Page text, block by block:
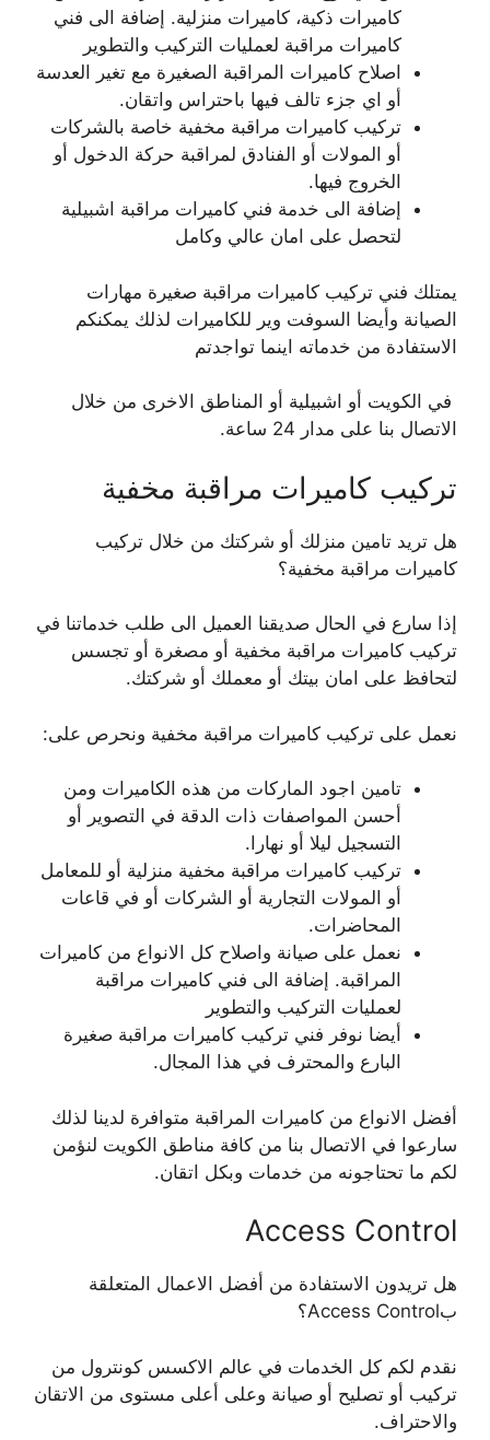
كاميرات ذكية، كاميرات منزلية. إضافة الى فني
كاميرات مراقبة لعمليات التركيب والتطوير
اصلاح كاميرات المراقبة الصغيرة مع تغير العدسة
أو اي جزء تالف فيها باحتراس واتقان.
تركيب كاميرات مراقبة مخفية خاصة بالشركات
أو المولات أو الفنادق لمراقبة حركة الدخول أو
الخروج فيها.
إضافة الى خدمة فني كاميرات مراقبة اشبيلية
لتحصل على امان عالي وكامل
يمتلك فني تركيب كاميرات مراقبة صغيرة مهارات
الصيانة وأيضا السوفت وير للكاميرات لذلك يمكنكم
الاستفادة من خدماته اينما تواجدتم
في الكويت أو اشبيلية أو المناطق الاخرى من خلال
الاتصال بنا على مدار 24 ساعة.
تركيب كاميرات مراقبة مخفية
هل تريد تامين منزلك أو شركتك من خلال تركيب
كاميرات مراقبة مخفية؟
إذا سارع في الحال صديقنا العميل الى طلب خدماتنا في
تركيب كاميرات مراقبة مخفية أو مصغرة أو تجسس
لتحافظ على امان بيتك أو معملك أو شركتك.
نعمل على تركيب كاميرات مراقبة مخفية ونحرص على:
تامين اجود الماركات من هذه الكاميرات ومن
أحسن المواصفات ذات الدقة في التصوير أو
التسجيل ليلا أو نهارا.
تركيب كاميرات مراقبة مخفية منزلية أو للمعامل
أو المولات التجارية أو الشركات أو في قاعات
المحاضرات.
نعمل على صيانة واصلاح كل الانواع من كاميرات
المراقبة. إضافة الى فني كاميرات مراقبة
لعمليات التركيب والتطوير
أيضا نوفر فني تركيب كاميرات مراقبة صغيرة
البارع والمحترف في هذا المجال.
أفضل الانواع من كاميرات المراقبة متوافرة لدينا لذلك
سارعوا في الاتصال بنا من كافة مناطق الكويت لنؤمن
لكم ما تحتاجونه من خدمات وبكل اتقان.
Access Control
هل تريدون الاستفادة من أفضل الاعمال المتعلقة
بAccess Control؟
نقدم لكم كل الخدمات في عالم الاكسس كونترول من
تركيب أو تصليح أو صيانة وعلى أعلى مستوى من الاتقان
والاحتراف.